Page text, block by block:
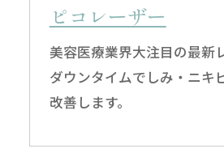
ピコレーザー
美容医療業界大注目の最新
ダウンタイムでしみ・ニキ
改善します。